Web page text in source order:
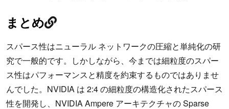
まとめ
スパース性はニューラル ネットワークの圧縮と単純化の研
究で一般的です。しかしながら、今までは細粒度のスパー
ス性はパフォーマンスと精度を約束するものではありませ
んでした。NVIDIA は 2:4 の細粒度の構造化されたスパース
性を開発し、NVIDIA Ampere アーキテクチャの Sparse